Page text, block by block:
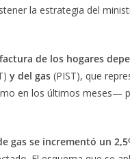
la estrategia del
de los hogares
y del gas (PIST), que
en los últimos meses—
gas se incrementó un